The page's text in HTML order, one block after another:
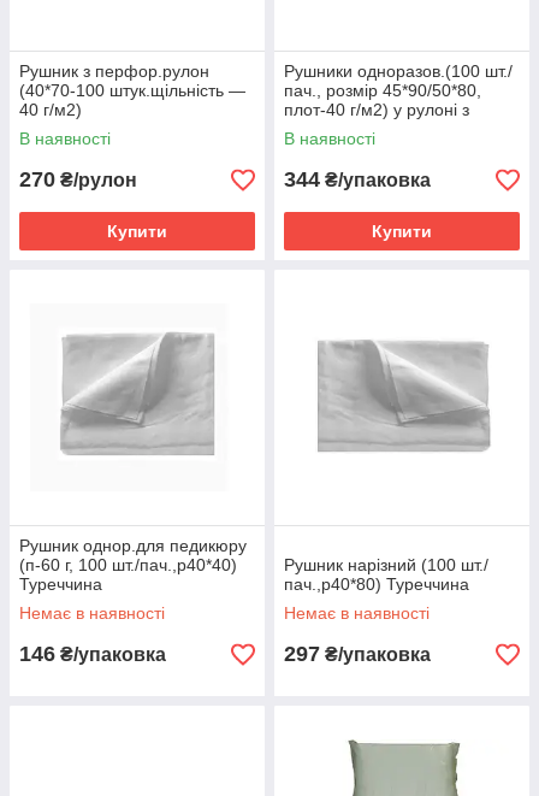
Рушник з перфор.рулон
(40*70-100 штук.щільність —
40 г/м2)
В наявності
270 ₴/рулон
Купити
Рушники одноразов.(100 шт./
пач., розмір 45*90/50*80,
плот-40 г/м2) у рулоні з
перф.,гладка структура
В наявності
344 ₴/упаковка
Купити
Рушник однор.для педикюру
(п-60 г, 100 шт./пач.,р40*40)
Туреччина
Немає в наявності
146 ₴/упаковка
Рушник нарізний (100 шт./
пач.,р40*80) Туреччина
Немає в наявності
297 ₴/упаковка